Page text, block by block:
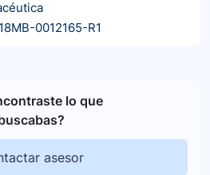
0012165-R1
lo que
asesor